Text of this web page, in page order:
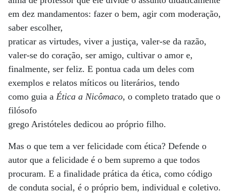
em dez mandamentos: fazer o bem, agir com moderação,
saber escolher,
praticar as virtudes, viver a justiça, valer-se da razão,
valer-se do coração, ser amigo, cultivar o amor e,
finalmente, ser feliz. E pontua cada um deles com
exemplos e relatos míticos ou literários, tendo
como guia a Ética a Nicômaco, o completo tratado que o
filósofo
grego Aristóteles dedicou ao próprio filho.
Mas o que tem a ver felicidade com ética? Defende o
autor que a felicidade é o bem supremo a que todos
procuram. E a finalidade prática da ética, como código
de conduta social, é o próprio bem, individual e coletivo.